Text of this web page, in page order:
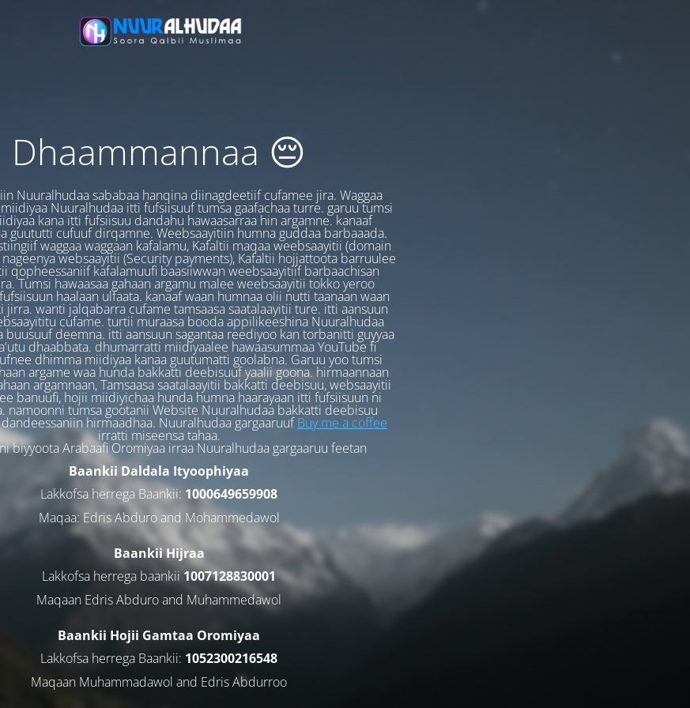
Dhaammannaa 😔
Nuuralhudaa sababaa hanqina diinagdeetiif cufamee jira. Waggaa
Nuuralhudaa itti fufsiisuuf tumsa gaafachaa turre. garuu tumsi
kana itti fufsiisuu dandahu hawaasarraa hin argamne. kanaaf
guututti cufuuf dirqamne. Weebsaayitiin humna guddaa barbaaada.
waggaa waggaan kafalamu, Kafaltii maqaa weebsaayitii (domain
websaayitii (Security payments), Kafaltii hojjattoota barruulee
qopheessaniif kafalamuufi baasiiwwan weebsaayitiif barbaachisan
Tumsi hawaasaa gahaan argamu malee weebsaayitii tokko yeroo
haalaan ulfaata. kanaaf waan humnaa olii nutti taanaan waan
jirra. wanti jalqabarra cufame tamsaasa saatalaayitii ture. itti aansuun
cufame. turtii muraasa booda appilikeeshina Nuuralhudaa
buusuuf deemna. itti aansuun sagantaa reediyoo kan torbanitti guyyaa
dhaabbata. dhumarratti miidiyaalee hawaasummaa YouTube fi
dhimma miidiyaa kanaa guutumatti goolabna. Garuu yoo tumsi
argame waa hunda bakkatti deebisuuf yaalii goona. hirmaannaan
argamnaan, Tamsaasa saatalaayitii bakkatti deebisuu, websaayitii
banuufi, hojii miidiyichaa hunda humna haarayaan itti fufsiisuun ni
namoonni tumsa gootanii Website Nuuralhudaa bakkatti deebisuu
hirmaadhaa. Nuuralhudaa gargaaruufBuy me a coffee
irratti miseensa tahaa.
biyyoota Arabaafi Oromiyaa irraa Nuuralhudaa gargaaruu feetan
Baankii Daldala Ityoophiyaa
Lakkofsa herrega Baankii: 1000649659908
Maqaa: Edris Abduro and Mohammedawol
Baankii Hijraa
Lakkofsa herrega baankii 1007128830001
Maqaan Edris Abduro and Muhammedawol
Baankii Hojii Gamtaa Oromiyaa
Lakkofsa herrega Baankii: 1052300216548
Maqaan Muhammadawol and Edris Abdurroo